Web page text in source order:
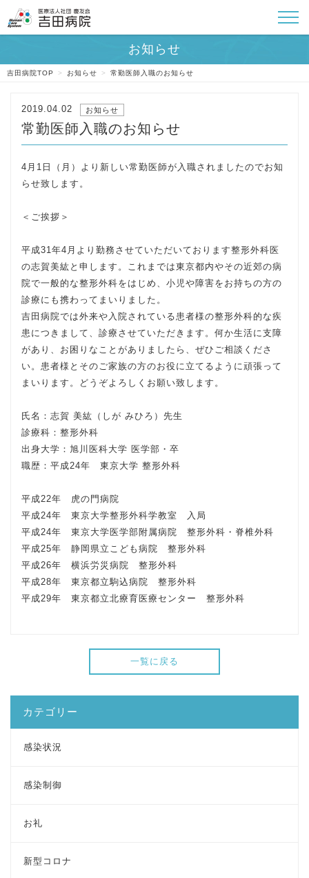
吉田病院TOP > お知らせ > 常勤医師入職のお知らせ
2019.04.02 お知らせ
常勤医師入職のお知らせ
4月1日（月）より新しい常勤医師が入職されましたのでお知
らせ致します。
＜ご挨拶＞
平成31年4月より勤務させていただいております整形外科医
の志賀美紘と申します。これまでは東京都内やその近郊の病
院で一般的な整形外科をはじめ、小児や障害をお持ちの方の
診療にも携わってまいりました。
吉田病院では外来や入院されている患者様の整形外科的な疾
患につきまして、診療させていただきます。何か生活に支障
があり、お困りなことがありましたら、ぜひご相談くださ
い。患者様とそのご家族の方のお役に立てるように頑張って
まいります。どうぞよろしくお願い致します。
氏名：志賀 美紘（しが みひろ）先生
診療科：整形外科
出身大学：旭川医科大学 医学部・卒
職歴：平成24年 東京大学 整形外科
平成22年 虎の門病院
平成24年 東京大学整形外科学教室 入局
平成24年 東京大学医学部附属病院 整形外科・脊椎外科
平成25年 静岡県立こども病院 整形外科
平成26年 横浜労災病院 整形外科
平成28年 東京都立駒込病院 整形外科
平成29年 東京都立北療育医療センター 整形外科
一覧に戻る
カテゴリー
感染状況
感染制御
お礼
新型コロナ